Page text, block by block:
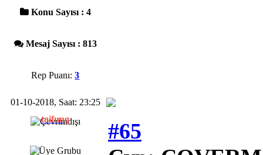
Konu Sayısı : 4
Mesaj Sayısı : 813
Rep Puanı:3
01-10-2018, Saat: 23:25
taifung
#65